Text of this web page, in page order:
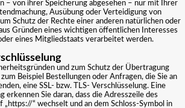
– von ihrer Speicherung abgesehen – nur mit Ihrer
Ausübung oder Verteidigung von
Schutz der Rechte einer anderen natürlichen oder
Gründen eines wichtigen öffentlichen Interesses
eines Mitgliedstaats verarbeitet werden.
und zum Schutz der Übertragung
Beispiel Bestellungen oder Anfragen, die Sie an
eine SSL- bzw. TLS- Verschlüsselung. Eine
erkennen Sie daran, dass die Adresszeile des
„https://“ wechselt und an dem Schloss-Symbol in